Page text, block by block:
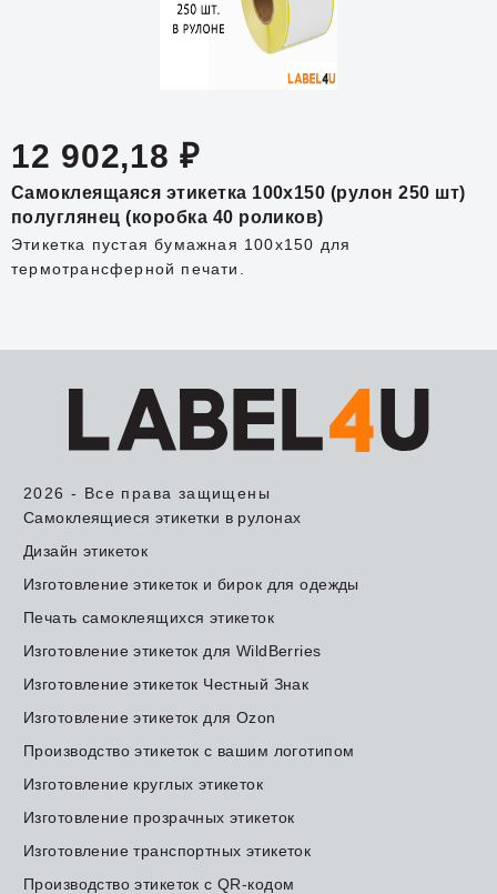
12 902,18 ₽
Самоклеящаяся этикетка 100x150 (рулон 250 шт)
полуглянец (коробка 40 роликов)
Этикетка пустая бумажная 100x150 для
термотрансферной печати.
2026 - Все права защищены
Самоклеящиеся этикетки в рулонах
Дизайн этикеток
Изготовление этикеток и бирок для одежды
Печать самоклеящихся этикеток
Изготовление этикеток для WildBerries
Изготовление этикеток Честный Знак
Изготовление этикеток для Ozon
Производство этикеток с вашим логотипом
Изготовление круглых этикеток
Изготовление прозрачных этикеток
Изготовление транспортных этикеток
Производство этикеток с QR-кодом